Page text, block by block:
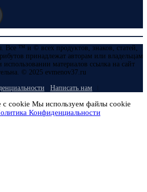
™ и © всех продуктов, знаков, статей,
принадлежат авторам или владельцам
материалов ссылка на сайт
© 2025 evmenov37.ru
Написать нам
с cookie Мы используем файлы cookie
Конфиденциальности